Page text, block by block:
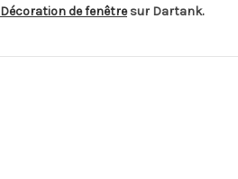
Décoration de fenêtresur Dartank.